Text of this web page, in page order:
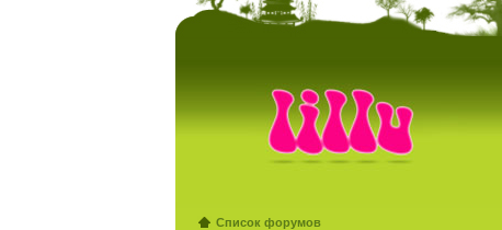
Список форумов